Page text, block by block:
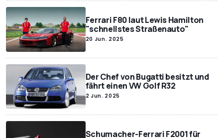
Ferrari F80 laut Lewis Hamilton
"schnellstes Straßenauto"
20 Jun. 2025
Der Chef von Bugatti besitzt und
fährt einen VW Golf R32
2 Jun. 2025
Schumacher-Ferrari F2001 für